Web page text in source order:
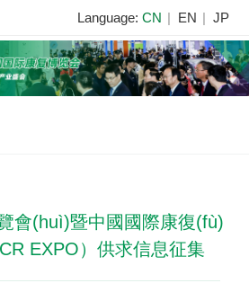
Language: CN EN JP
會(huì)暨中國國際康復(fù)
EXPO）供求信息征集